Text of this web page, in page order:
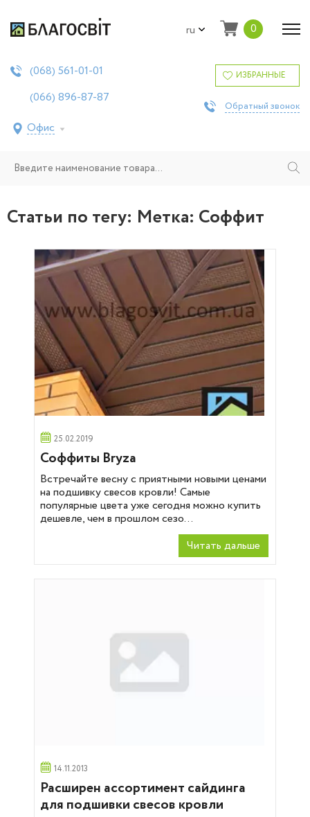
ru 0
(068) 561-01-01
(066) 896-87-87
Офис
ИЗБРАННЫЕ
Обратный звонок
Статьи по тегу: Метка: Соффит
25.02.2019
Соффиты Bryza
Встречайте весну с приятными новыми ценами
на подшивку свесов кровли! Самые
популярные цвета уже сегодня можно купить
дешевле, чем в прошлом сезо...
Читать дальше
14.11.2013
Расширен ассортимент сайдинга
для подшивки свесов кровли